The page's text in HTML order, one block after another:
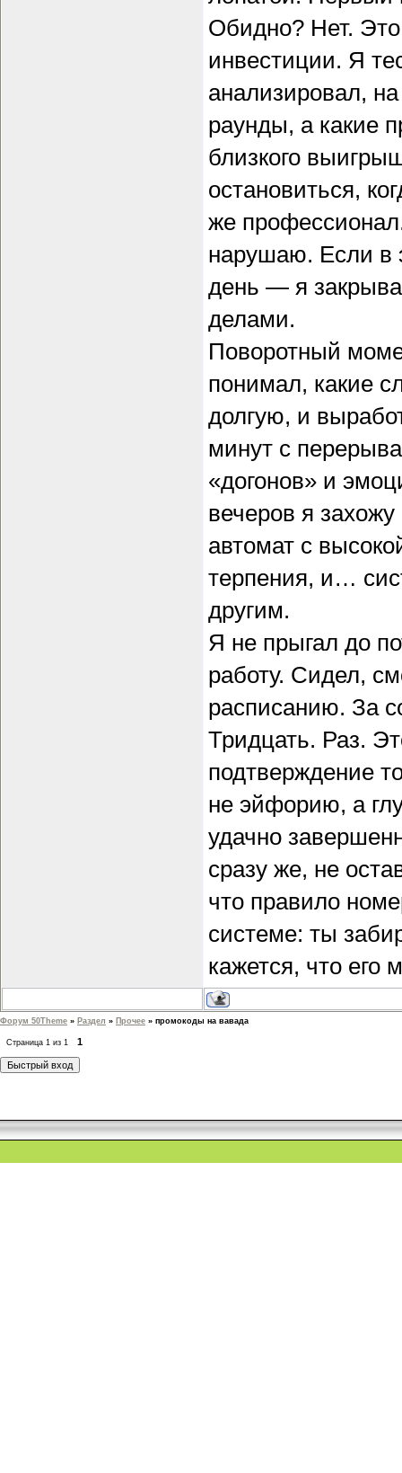
Обидно? Нет.
инвестиции. Я
анализировал,
раунды, а какие
близкого
остановиться,
же
нарушаю. Если в
день — я
делами.
Поворотный
понимал, какие
долгую, и
минут с
«догонов» и
вечеров я
автомат с
терпения, и…
другим.
Я не прыгал до
работу. Сидел,
расписанию. За
Тридцать. Раз.
подтверждение
не эйфорию, а
удачно
сразу же, не
что правило
системе: ты
кажется, что его
Форум 50Theme » Раздел » Прочее » промокоды на вавада
Страница 1 из 1 1